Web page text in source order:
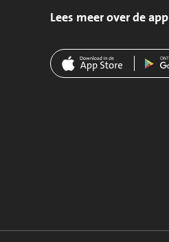
Lees meer over de app